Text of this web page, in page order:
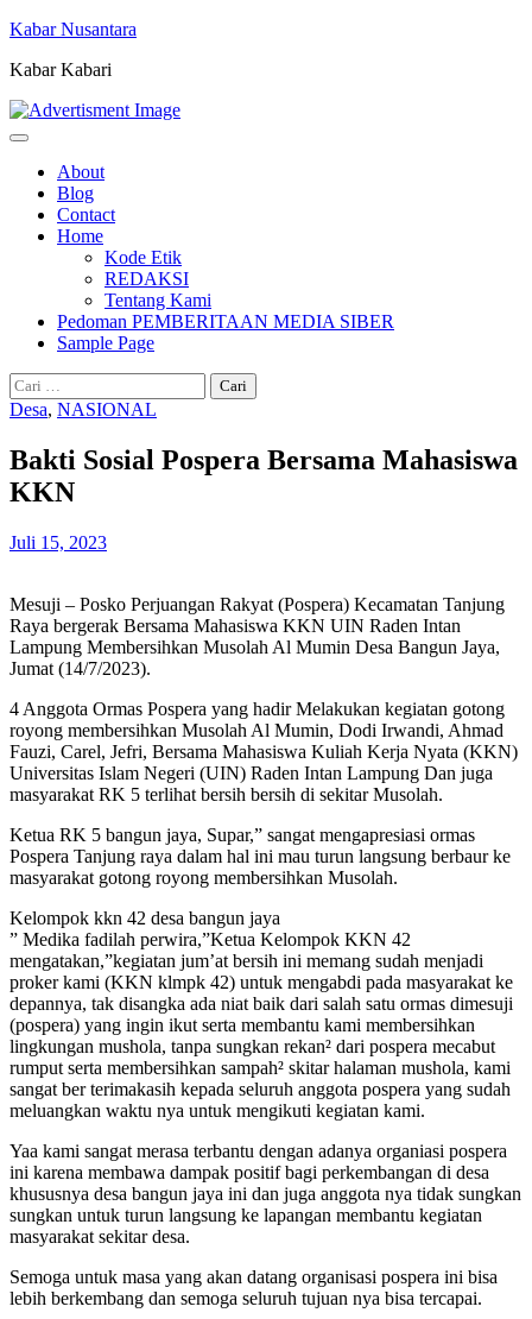
Skip
content
Kabar Nusantara
Kabar Kabari
About
Blog
Contact
Home
Kode Etik
REDAKSI
Tentang Kami
Pedoman PEMBERITAAN MEDIA SIBER
Sample Page
Cari
untuk:
Desa, NASIONAL
Bakti Sosial Pospera Bersama Mahasiswa
KKN
Juli 15, 2023
Mesuji – Posko Perjuangan Rakyat (Pospera) Kecamatan Tanjung
Raya bergerak Bersama Mahasiswa KKN UIN Raden Intan
Lampung Membersihkan Musolah Al Mumin Desa Bangun Jaya,
Jumat (14/7/2023).
4 Anggota Ormas Pospera yang hadir Melakukan kegiatan gotong
royong membersihkan Musolah Al Mumin, Dodi Irwandi, Ahmad
Fauzi, Carel, Jefri, Bersama Mahasiswa Kuliah Kerja Nyata (KKN)
Universitas Islam Negeri (UIN) Raden Intan Lampung Dan juga
masyarakat RK 5 terlihat bersih bersih di sekitar Musolah.
Ketua RK 5 bangun jaya, Supar,” sangat mengapresiasi ormas
Pospera Tanjung raya dalam hal ini mau turun langsung berbaur ke
masyarakat gotong royong membersihkan Musolah.
Kelompok kkn 42 desa bangun jaya
” Medika fadilah perwira,”Ketua Kelompok KKN 42
mengatakan,”kegiatan jum’at bersih ini memang sudah menjadi
proker kami (KKN klmpk 42) untuk mengabdi pada masyarakat ke
depannya, tak disangka ada niat baik dari salah satu ormas dimesuji
(pospera) yang ingin ikut serta membantu kami membersihkan
lingkungan mushola, tanpa sungkan rekan² dari pospera mecabut
rumput serta membersihkan sampah² skitar halaman mushola, kami
sangat ber terimakasih kepada seluruh anggota pospera yang sudah
meluangkan waktu nya untuk mengikuti kegiatan kami.
Yaa kami sangat merasa terbantu dengan adanya organiasi pospera
ini karena membawa dampak positif bagi perkembangan di desa
khususnya desa bangun jaya ini dan juga anggota nya tidak sungkan
sungkan untuk turun langsung ke lapangan membantu kegiatan
masyarakat sekitar desa.
Semoga untuk masa yang akan datang organisasi pospera ini bisa
lebih berkembang dan semoga seluruh tujuan nya bisa tercapai.